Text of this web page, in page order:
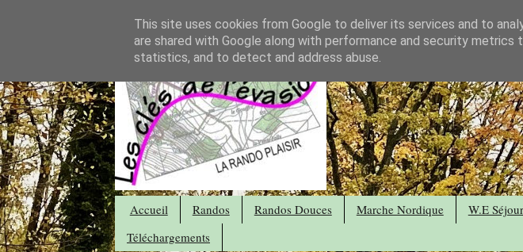
Accueil Randos Randos Douces Marche Nordique W.E
Téléchargements
This site uses cookies from Google to deliver its services and to
are shared with Google along with performance and security metrics
statistics, and to detect and address abuse.